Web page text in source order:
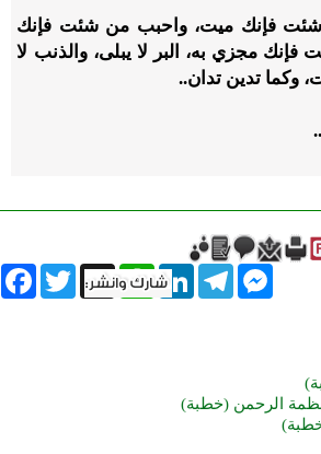
فإنك ميت، واحبب من شئت فإنك
مجزي به، البر لا يبلى، والذنب لا
وكما تدين تدان..
Twitter X
WhatsAppLinkedInTelegram
Messenger
الرحمن (خطبة)